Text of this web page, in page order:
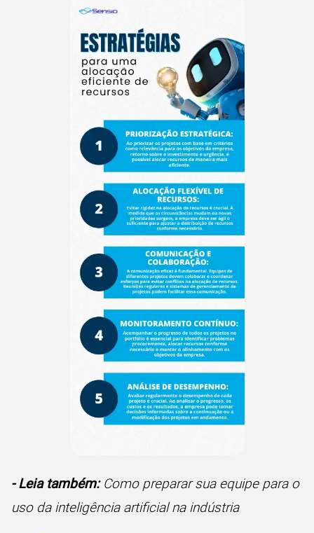
- Leia também: Como preparar sua equipe para o
uso da inteligência artificial na indústria